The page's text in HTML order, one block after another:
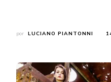
por LUCIANO PIANTONNI